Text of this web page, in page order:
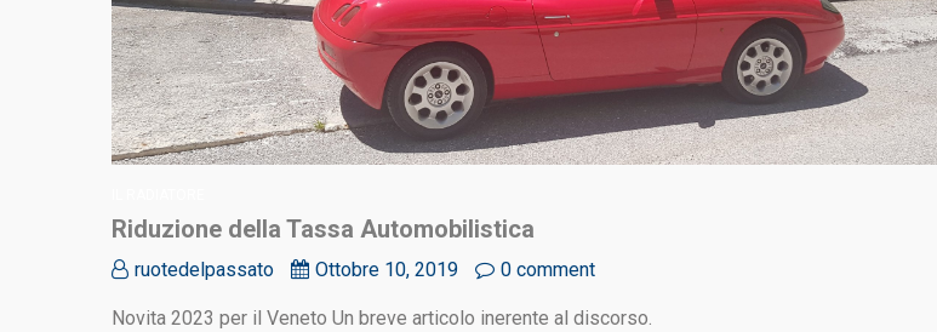
Riduzione della Tassa Automobilistica
ruotedelpassato Ottobre 10, 2019 0 comment
Novita 2023 per il Veneto Un breve articolo inerente al discorso.